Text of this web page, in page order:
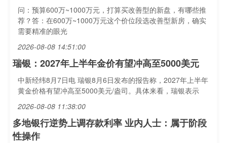
问：预算600万~1000万元，打算买改善型的新盘，有哪些推
荐？答：在600万~1000万元这个价位段选改善型新房，确实
需要精准的眼光
2026-08-08 14:51:00
瑞银：2027年上半年金价有望冲高至5000美元
中新经纬8月7日电 瑞银8月6日发布的报告称，2027年上半年
黄金价格有望冲高至5000美元/盎司。具体来看，瑞银表示
2026-08-08 11:38:00
多地银行逆势上调存款利率 业内人士：属于阶段
性操作